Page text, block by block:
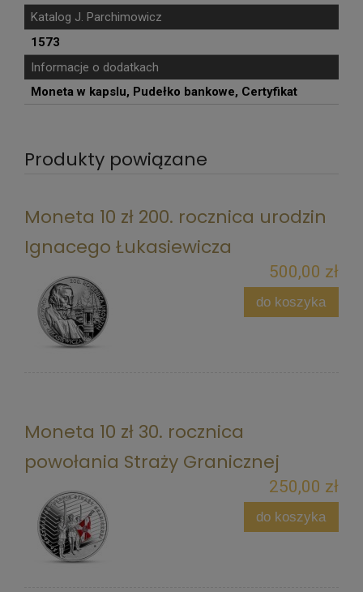
Katalog J. Parchimowicz
1573
Informacje o dodatkach
Moneta w kapslu, Pudełko bankowe, Certyfikat
Produkty powiązane
Moneta 10 zł 200. rocznica urodzin
Ignacego Łukasiewicza
500,00 zł
do koszyka
Moneta 10 zł 30. rocznica
powołania Straży Granicznej
250,00 zł
do koszyka